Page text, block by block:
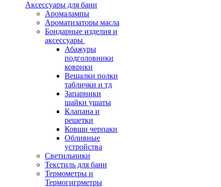
Аксессуары для бани
Аромалампы
Ароматизаторы масла
Бондарные изделия и
аксессуары
Абажуры
подголовники
коврики
Вешалки полки
таблички и тд
Запарники
шайки ушаты
Клапана и
решетки
Ковши черпаки
Обливные
устройства
Светильники
Текстиль для бани
Термометры и
Термогигрметры